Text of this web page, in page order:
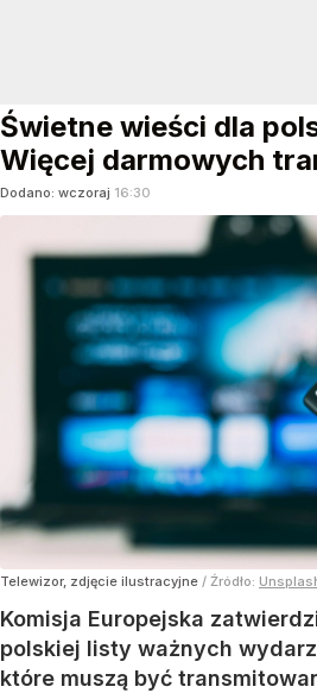
Świetne wieści dla
Więcej darmowych
Dodano: wczoraj 16:30
Telewizor, zdjęcie ilustracyjne / Źródło:
Komisja Europejska
polskiej listy ważnych
które muszą być